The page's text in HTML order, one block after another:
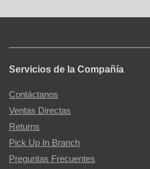
Servicios de la Compañía
Contáctanos
Ventas Directas
Returns
Pick Up In Branch
Preguntas Frecuentes